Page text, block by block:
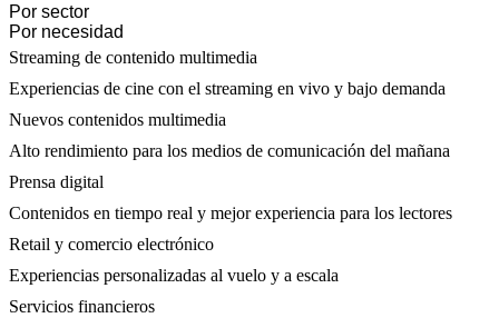
Por sector
Por necesidad
Streaming de contenido multimedia
Experiencias de cine con el streaming en vivo y bajo demanda
Nuevos contenidos multimedia
Alto rendimiento para los medios de comunicación del mañana
Prensa digital
Contenidos en tiempo real y mejor experiencia para los lectores
Retail y comercio electrónico
Experiencias personalizadas al vuelo y a escala
Servicios financieros